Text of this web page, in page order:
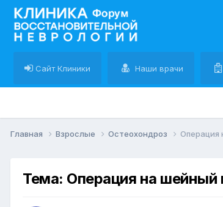
Сайт Клиники Наши врачи
Главная Взрослые Остеохондроз Операция
Тема: Операция на шейный